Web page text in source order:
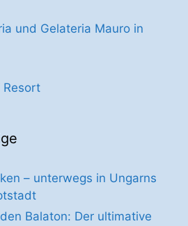
und Gelateria Mauro in
Resort
– unterwegs in Ungarns
Balaton: Der ultimative